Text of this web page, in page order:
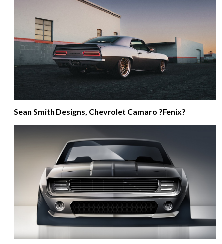
Sean Smith Designs, Chevrolet Camaro ?Fenix?